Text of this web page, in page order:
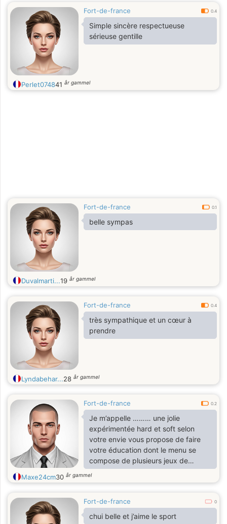
Fort-de-france 0.4
Simple sincère respectueuse
sérieuse gentille
Perlet074841 år gammel
Fort-de-france 0.1
belle sympas
Duvalmarti...19 år gammel
Fort-de-france 0.4
très sympathique et un cœur à
prendre
Lyndabehar...28 år gammel
Fort-de-france 0.2
Je m’appelle ……… une jolie
expérimentée hard et soft selon
votre envie vous propose de faire
votre éducation dont le menu se
compose de plusieurs jeux de
soumissions : Bondage ,balbusting
piétinement, Trampling ,Champagne
Fessée Humiliations verbales
Châtiment corporel Punition Travail
Maxe24cm30 år gammel
Fort-de-france 0
chui belle et j’aime le sport